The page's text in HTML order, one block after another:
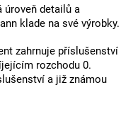
úroveň detailů a
klade na své výrobky.
zahrnuje příslušenství
rozchodu 0.
a již známou